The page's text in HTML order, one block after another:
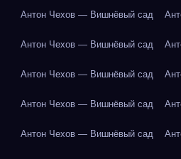
Антон Чехов — Вишнёвый сад
Антон Чехов — Вишнёвый сад
Антон Чехов — Вишнёвый сад
Антон Чехов — Вишнёвый сад
Антон Чехов — Вишнёвый сад